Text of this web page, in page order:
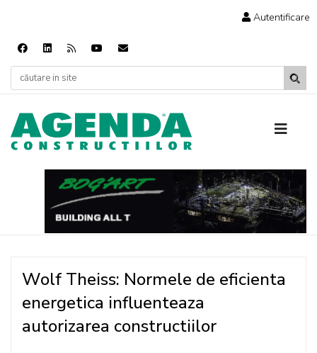
Autentificare
Wolf Theiss: Normele de eficienta
energetica influenteaza
autorizarea constructiilor